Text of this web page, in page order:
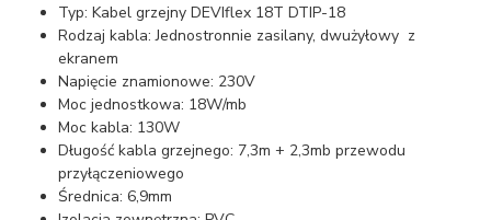
Typ: Kabel grzejny DEVIflex 18T DTIP-18
Rodzaj kabla: Jednostronnie zasilany, dwużyłowy z
ekranem
Napięcie znamionowe: 230V
Moc jednostkowa: 18W/mb
Moc kabla: 130W
Długość kabla grzejnego: 7,3m + 2,3mb przewodu
przyłączeniowego
Średnica: 6,9mm